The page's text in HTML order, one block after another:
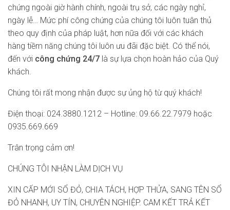
chứng ngoài giờ hành chính, ngoài trụ sở, các ngày nghỉ,
ngày lễ… Mức phí công chứng của chúng tôi luôn tuân thủ
theo quy định của pháp luật, hơn nữa đối với các khách
hàng tiềm năng chúng tôi luôn ưu đãi đặc biệt. Có thể nói,
đến với công chứng 24/7 là sự lựa chọn hoàn hảo của Quý
khách.
Chúng tôi rất mong nhận được sự ủng hộ từ quý khách!
Điện thoại: 024.3880.1212 – Hotline: 09.66.22.7979 hoặc
0935.669.669
Trân trọng cảm ơn!
CHÚNG TÔI NHẬN LÀM DỊCH VỤ
XIN CẤP MỚI SỔ ĐỎ, CHIA TÁCH, HỢP THỬA, SANG TÊN SỔ
ĐỎ NHANH, UY TÍN, CHUYÊN NGHIỆP. CAM KẾT TRẢ KẾT